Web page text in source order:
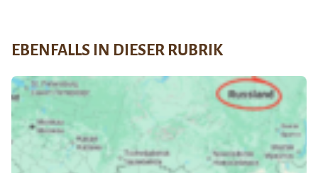
EBENFALLS IN DIESER RUBRIK